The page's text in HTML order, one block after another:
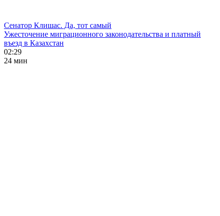
Сенатор Клишас. Да, тот самый
Ужесточение миграционного законодательства и платный
въезд в Казахстан
02:29
24 мин